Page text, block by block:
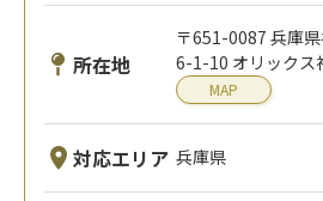
所在地
〒651-0087 兵庫
6-1-10 オリックス
MAP
対応エリア 兵庫県